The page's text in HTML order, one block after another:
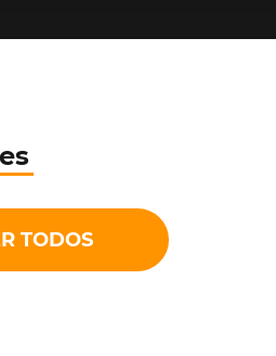
TODOS